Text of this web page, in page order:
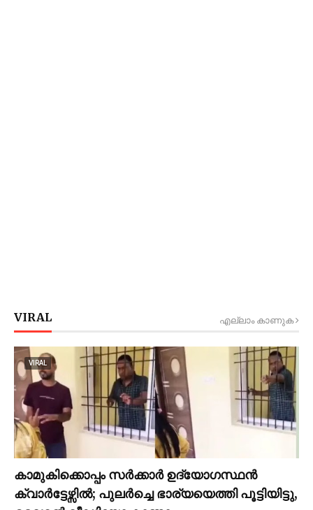
VIRAL എല്ലാം കാണുക
VIRAL
കാമുകിക്കൊപ്പം സര്‍ക്കാര്‍ ഉദ്യോഗസ്ഥൻ
ക്വാര്‍ട്ടേഴ്സില്‍; പുലര്‍ച്ചെ ഭാര്യയെത്തി പൂട്ടിയിട്ടു,